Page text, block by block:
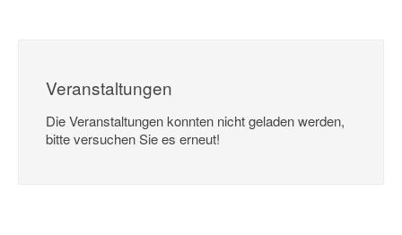
Veranstaltungen
Die Veranstaltungen konnten nicht geladen werden,
bitte versuchen Sie es erneut!